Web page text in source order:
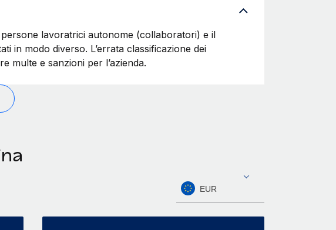
lavoratrici autonome (collaboratori) e il
in modo diverso. L’errata classificazione dei
multe e sanzioni per l’azienda.
EUR